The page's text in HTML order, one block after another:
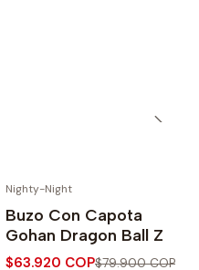
Out of Stock
Nighty-Night
Buzo Con Capota
Gohan Dragon Ball Z
$63.920 COP$79.900 COP